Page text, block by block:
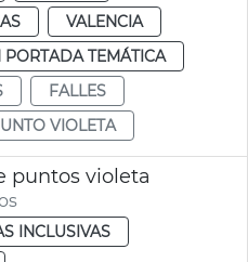
VALENCIA
PORTADA TEMÁTICA
FALLES
VIOLETA
puntos violeta
INCLUSIVAS